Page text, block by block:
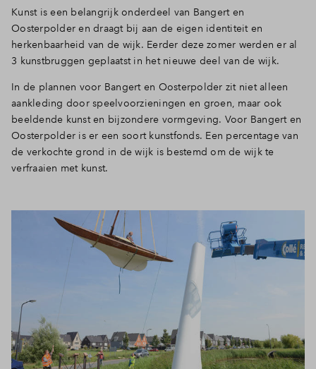
Kunst is een belangrijk onderdeel van Bangert en
Oosterpolder en draagt bij aan de eigen identiteit en
herkenbaarheid van de wijk. Eerder deze zomer werden er al
3 kunstbruggen geplaatst in het nieuwe deel van de wijk.
In de plannen voor Bangert en Oosterpolder zit niet alleen
aankleding door speelvoorzieningen en groen, maar ook
beeldende kunst en bijzondere vormgeving. Voor Bangert en
Oosterpolder is er een soort kunstfonds. Een percentage van
de verkochte grond in de wijk is bestemd om de wijk te
verfraaien met kunst.